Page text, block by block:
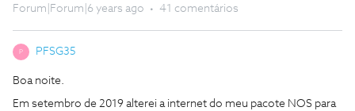
Forum|Forum|6 years ago 41 comentários
P PFSG35
Boa noite.
Em setembro de 2019 alterei a internet do meu pacote NOS para